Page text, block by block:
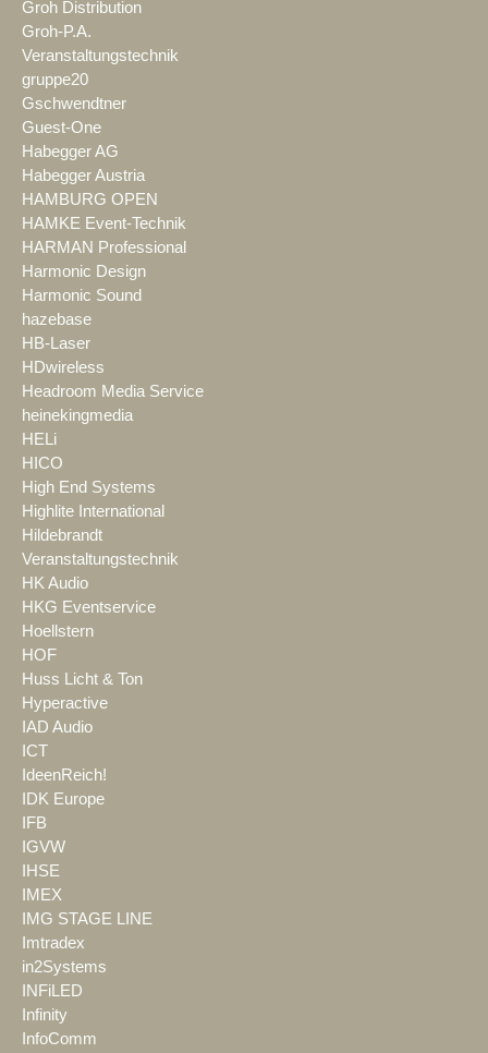
Groh Distribution
Groh-P.A.
Veranstaltungstechnik
gruppe20
Gschwendtner
Guest-One
Habegger AG
Habegger Austria
HAMBURG OPEN
HAMKE Event-Technik
HARMAN Professional
Harmonic Design
Harmonic Sound
hazebase
HB-Laser
HDwireless
Headroom Media Service
heinekingmedia
HELi
HICO
High End Systems
Highlite International
Hildebrandt
Veranstaltungstechnik
HK Audio
HKG Eventservice
Hoellstern
HOF
Huss Licht & Ton
Hyperactive
IAD Audio
ICT
IdeenReich!
IDK Europe
IFB
IGVW
IHSE
IMEX
IMG STAGE LINE
Imtradex
in2Systems
INFiLED
Infinity
InfoComm